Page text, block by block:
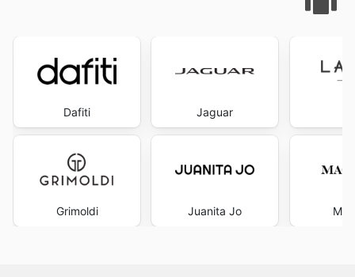
Dafiti
Grimoldi
Jaguar
Juanita Jo